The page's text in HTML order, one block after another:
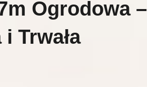
Ogrodowa –
Trwała